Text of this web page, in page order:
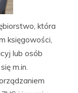
która
księgowości,
lub osób
m.in.